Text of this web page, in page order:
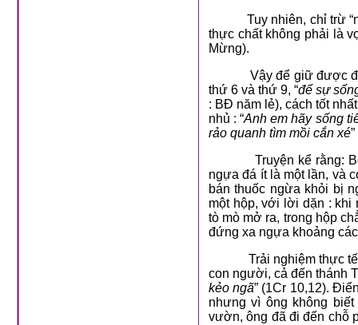
Tuy nhiên, chỉ trừ
thực chất không phải là
Mừng).
Vậy để giữ được đức
thứ 6 và thứ 9, “để sự
: BĐ năm lẻ), cách tốt
nhủ : “Anh em hãy sống
rảo quanh tìm mồi cắn xé
Truyện kể rằng: Bên
ngựa đá ít là một lần, và
bán thuốc ngừa khỏi bị
một hộp, với lời dặn : khi
tò mò mở ra, trong hộp
đứng xa ngựa khoảng
Trải nghiệm thực tế,
con người, cả đến thánh
kẻo ngã” (1Cr 10,12).
nhưng vì ông không
vườn, ông đã đi đến chỗ